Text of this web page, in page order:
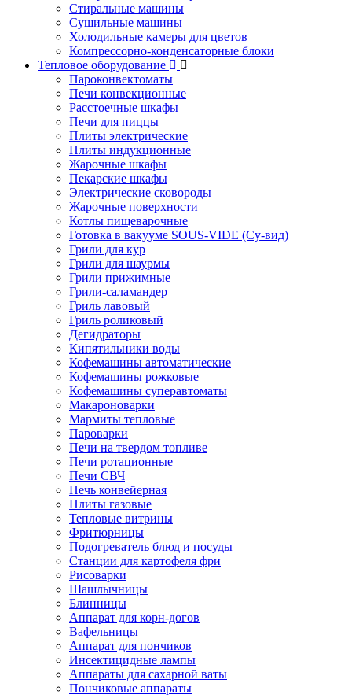
Стиральные машины
Сушильные машины
Холодильные камеры для цветов
Компрессорно-конденсаторные блоки
Тепловое оборудование
Пароконвектоматы
Печи конвекционные
Расстоечные шкафы
Печи для пиццы
Плиты электрические
Плиты индукционные
Жарочные шкафы
Пекарские шкафы
Электрические сковороды
Жарочные поверхности
Котлы пищеварочные
Готовка в вакууме SOUS-VIDE (Су-вид)
Грили для кур
Грили для шаурмы
Грили прижимные
Грили-саламандер
Гриль лавовый
Гриль роликовый
Дегидраторы
Кипятильники воды
Кофемашины автоматические
Кофемашины рожковые
Кофемашины суперавтоматы
Макароноварки
Мармиты тепловые
Пароварки
Печи на твердом топливе
Печи ротационные
Печи СВЧ
Печь конвейерная
Плиты газовые
Тепловые витрины
Фритюрницы
Подогреватель блюд и посуды
Станции для картофеля фри
Рисоварки
Шашлычницы
Блинницы
Аппарат для корн-догов
Вафельницы
Аппарат для пончиков
Инсектицидные лампы
Аппараты для сахарной ваты
Пончиковые аппараты